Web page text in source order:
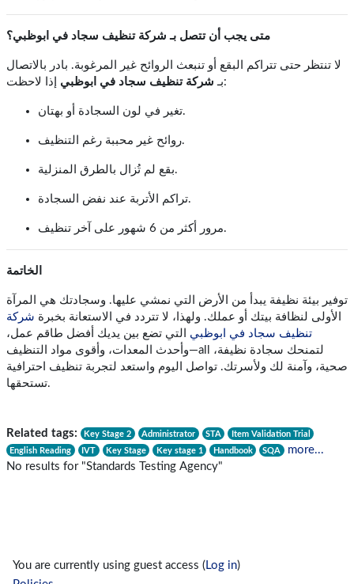
متى يجب أن تتصل بـ شركة تنظيف سجاد في ابوظبي؟
لا تنتظر حتى تتراكم البقع أو تنبعث الروائح غير المرغوبة. بادر بالاتصال
بـ شركة تنظيف سجاد في ابوظبي إذا لاحظت:
تغير في لون السجادة أو بهتان.
روائح غير محببة رغم التنظيف.
بقع لم تُزال بالطرق المنزلية.
تراكم الأتربة عند نفض السجادة.
مرور أكثر من 6 شهور على آخر تنظيف.
الخاتمة
توفير بيئة نظيفة يبدأ من الأرض التي نمشي عليها. وسجادتك هي المرآة
الأولى لنظافة بيتك أو عملك. ولهذا، لا تتردد في الاستعانة بخبرة شركة
تنظيف سجاد في ابوظبي التي تضع بين يديك أفضل طاقم عمل،
وأحدث المعدات، وأقوى مواد التنظيف—all لتمنحك سجادة نظيفة،
صحية، وآمنة لك ولأسرتك. تواصل اليوم واستعد لتجربة تنظيف احترافية
تستحقها.
Related tags: Key Stage 2 Administrator STA
Item Validation Trial
English Reading
IVT Key Stage Key stage 1 Handbook SQA
more...
No results for "Standards Testing Agency"
You are currently using guest access ( Log in)